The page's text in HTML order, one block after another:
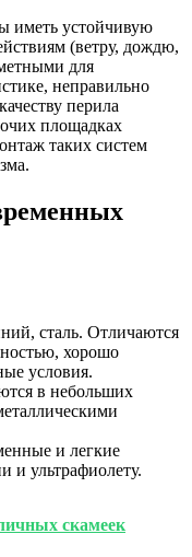
иметь устойчивую
(ветру, дождю,
для
неправильно
перила
площадках
таких систем
сталь. Отличаются
хорошо
условия.
в небольших
и легкие
и ультрафиолету.
скамеек